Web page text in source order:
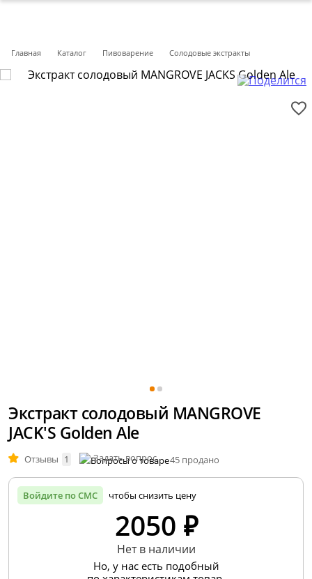
Главная Каталог Пивоварение Солодовые экстракты
Экстракт солодовый MANGROVE
JACK'S Golden Ale
Отзывы 1 Задать вопрос 45 продано
Войдите по СМС чтобы снизить цену
2050 ₽
Нет в наличии
Но, у нас есть подобный